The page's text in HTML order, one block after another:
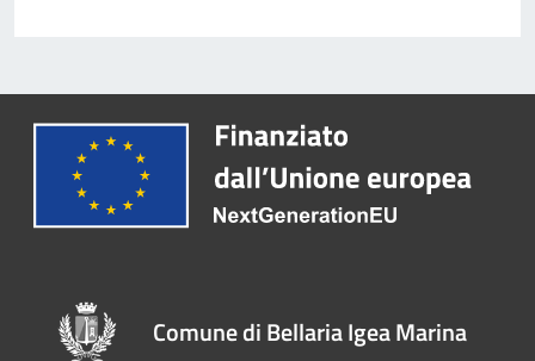
Comune di Bellaria Igea Marina